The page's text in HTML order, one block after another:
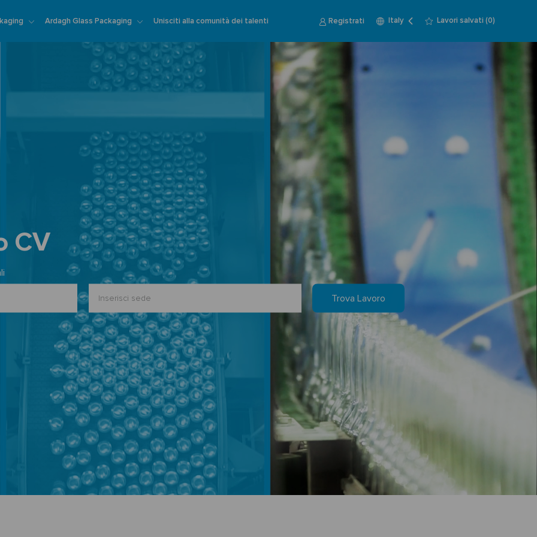
Ardagh Glass Packaging Unisciti alla comunità dei talenti Registrati
Language
Italian
Italy Lavori salvati (0)
CV
sede
Trova Lavoro